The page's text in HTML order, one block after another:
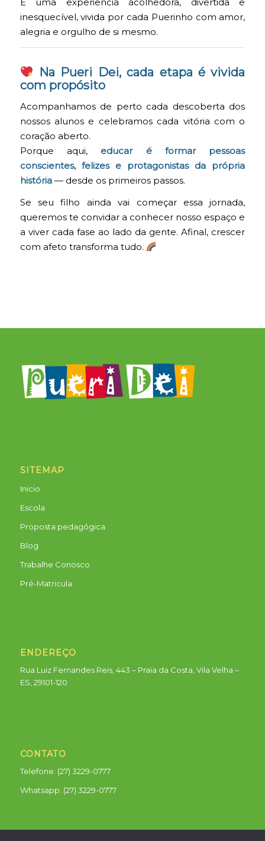
É uma experiência acolhedora, divertida e
inesquecível, vivida por cada Puerinho com amor,
alegria e orgulho de si mesmo.
Na Pueri Dei, cada etapa é vivida
com propósito
Acompanhamos de perto cada descoberta dos
nossos alunos e celebramos cada vitória com o
coração aberto.
Porque aqui, educar é formar pessoas
conscientes, felizes e protagonistas da própria
história— desde os primeiros passos.
Se seu filho ainda vai começar essa jornada,
queremos te convidar a conhecer nosso espaço e
a viver cada fase ao lado da gente. Afinal, crescer
com afeto transforma tudo.
SITEMAP
Inicio
Escola
Proposta pedagógica
Blog
Trabalhe Conosco
Pré-Matricula
ENDEREÇO
Rua Luiz Fernandes Reis, 443 – Praia da Costa, Vila Velha –
ES, 29101-120
CONTATO
Telefone: (27) 3229-0777
Whatsapp: (27) 3229-0777